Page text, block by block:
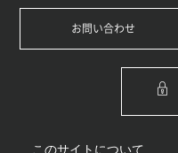
お問い合わせ
このサイトについて